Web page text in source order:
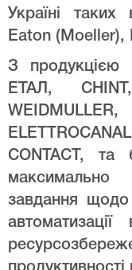
Україні таких
Eaton (Moeller),
З продукцією
ЕТАЛ,
CONTACT, та
завдання щодо